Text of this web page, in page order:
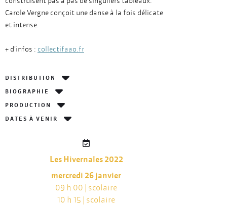
Carole Vergne conçoit une danse à la fois délicate
et intense.
+ d'infos : collectifaao.fr
DISTRIBUTION
BIOGRAPHIE
PRODUCTION
DATES À VENIR
Les Hivernales 2022
mercredi 26 janvier
09 h 00 | scolaire
10 h 15 | scolaire